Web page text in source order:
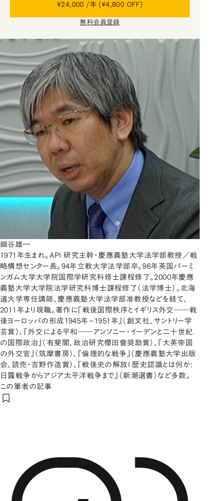
¥24,000 /年 (¥4,800 OFF)
無料会員登録
細谷雄一
1971年生まれ。API 研究主幹・慶應義塾大学法学部教授／戦
略構想センター長。94年立教大学法学部卒。96年英国バーミ
ンガム大学大学院国際学研究科修士課程修了。2000年慶應
義塾大学大学院法学研究科博士課程修了（法学博士）。北海
道大学専任講師、慶應義塾大学法学部准教授などを経て、
2011年より現職。著作に『戦後国際秩序とイギリス外交――戦
後ヨーロッパの形成1945年~1951年』（創文社、サントリー学
芸賞）、『外交による平和――アンソニー・イーデンと二十世紀
の国際政治』（有斐閣、政治研究櫻田會奨励賞）、『大英帝国
の外交官』（筑摩書房）、『倫理的な戦争』（慶應義塾大学出版
会、読売・吉野作造賞）、『戦後史の解放I 歴史認識とは何か:
日露戦争からアジア太平洋戦争まで』（新潮選書）など多数。
この筆者の記事